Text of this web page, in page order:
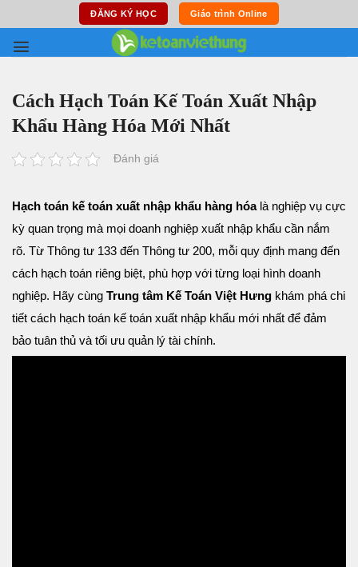
content
ĐĂNG KÝ HỌC Giáo trình Online
Cách Hạch Toán Kế Toán Xuất Nhập
Khẩu Hàng Hóa Mới Nhất
Đánh giá
Hạch toán kế toán xuất nhập khẩu hàng hóalà nghiệp vụ cực
kỳ quan trọng mà mọi doanh nghiệp xuất nhập khẩu cần nắm
rõ. Từ Thông tư 133 đến Thông tư 200, mỗi quy định mang đến
cách hạch toán riêng biệt, phù hợp với từng loại hình doanh
nghiệp. Hãy cùng Trung tâm Kế Toán Việt Hưng khám phá chi
tiết cách hạch toán kế toán xuất nhập khẩu mới nhất để đảm
bảo tuân thủ và tối ưu quản lý tài chính.